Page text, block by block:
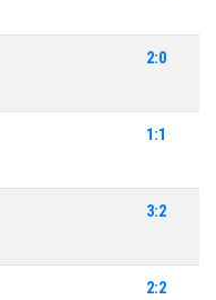
2:0
1:1
3:2
2:2